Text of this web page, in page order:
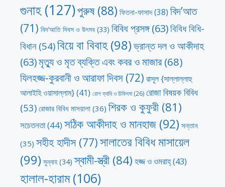
গুনাহ(127)পুরুষ(88) ফিতনা-ফাসাদ(38) বিদ’আত
(71) বিদ’আতি দিবস ও উৎসব (33) বিবিধ প্রসঙ্গ(63)বিবিধ বিধি-
বিধান(54)বিয়ে বা বিবাহ (98)ভ্রান্ত দল ও আকীদাহ
(63)মৃত্যু ও মৃত ব্যক্তি এবং কবর ও মাজার(68)
যিলহজ্জ-কুরবানী ও আরাফা দিবস (72) রাসূল {সাল্লাল্লাহু
আলাইহি ওয়াসাল্লাম}(41) রোগ ব্যাধি ও চিকিৎসা(26) রোজা বিষয়ক বিবিধ
(53) রোজার বিবিধ মাসয়ালা (36) শিরক ও কুফুরী (81)
সচেতনতা(44) সঠিক আকীদাহ ও মানহাজ (92) সন্তান
(35) সহীহ হাদীস(77)সালাতের বিবিধ মাসায়েল
(99) সুন্নাহ(34) স্বামী-স্ত্রী(84) হজ্জ ও ওমরাহ্‌(43)
হালাল-হারাম(106)